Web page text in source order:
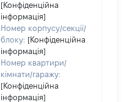
[Конфіденційна
інформація]
Номер корпусу/секції/
блоку: [Конфіденційна
інформація]
Номер квартири/
кімнати/гаражу:
[Конфіденційна
інформація]